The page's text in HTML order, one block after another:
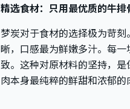
精选食材：只用最优质的牛排
梦炭对于食材的选择极为苛
晰，口感最为鲜嫩多汁。每一
致。这种对原材料的坚持，
肉本身最纯粹的鲜甜和浓郁的